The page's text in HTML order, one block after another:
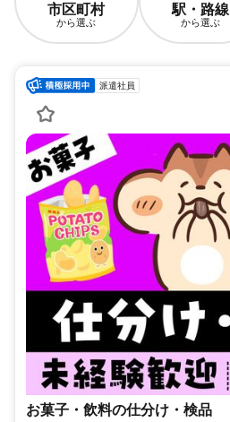
市区町村
から選ぶ
駅・路線
から選ぶ
派遣社員
お菓子・飲料の仕分け・検品